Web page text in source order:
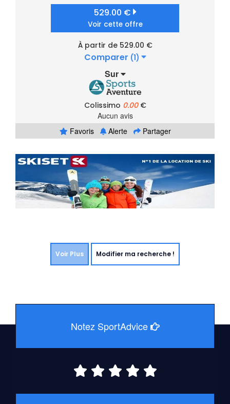
529.00 €
Voir cette offre
À partir de 529.00 €
Comparer (1)
Sur
Colissimo 0.00€
Aucun avis
Favoris
Alerte Partager
Voir Plus Modifier ma recherche !
Notez SportAdvice